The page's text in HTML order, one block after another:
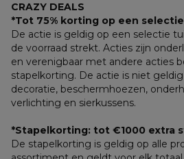
CRAZY DEALS
*Tot 75% korting op een
De actie is geldig op een selectie
de voorraad strekt. Acties zijn
en verenigbaar met andere acties
stapelkorting. De actie is niet
decoratie, beschermhoezen,
verlichting en sierkussens.
*Stapelkorting: tot €1000 extra
De stapelkorting is geldig op alle